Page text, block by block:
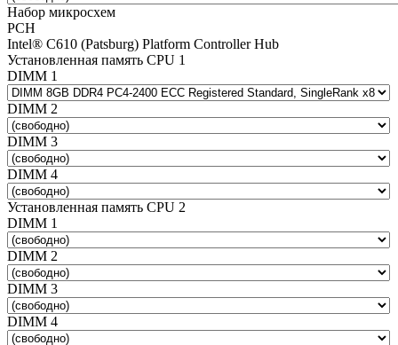
Набор микросхем
PCH
Intel® C610 (Patsburg) Platform Controller Hub
Установленная память CPU 1
DIMM 1
DIMM 2
DIMM 3
DIMM 4
Установленная память CPU 2
DIMM 1
DIMM 2
DIMM 3
DIMM 4